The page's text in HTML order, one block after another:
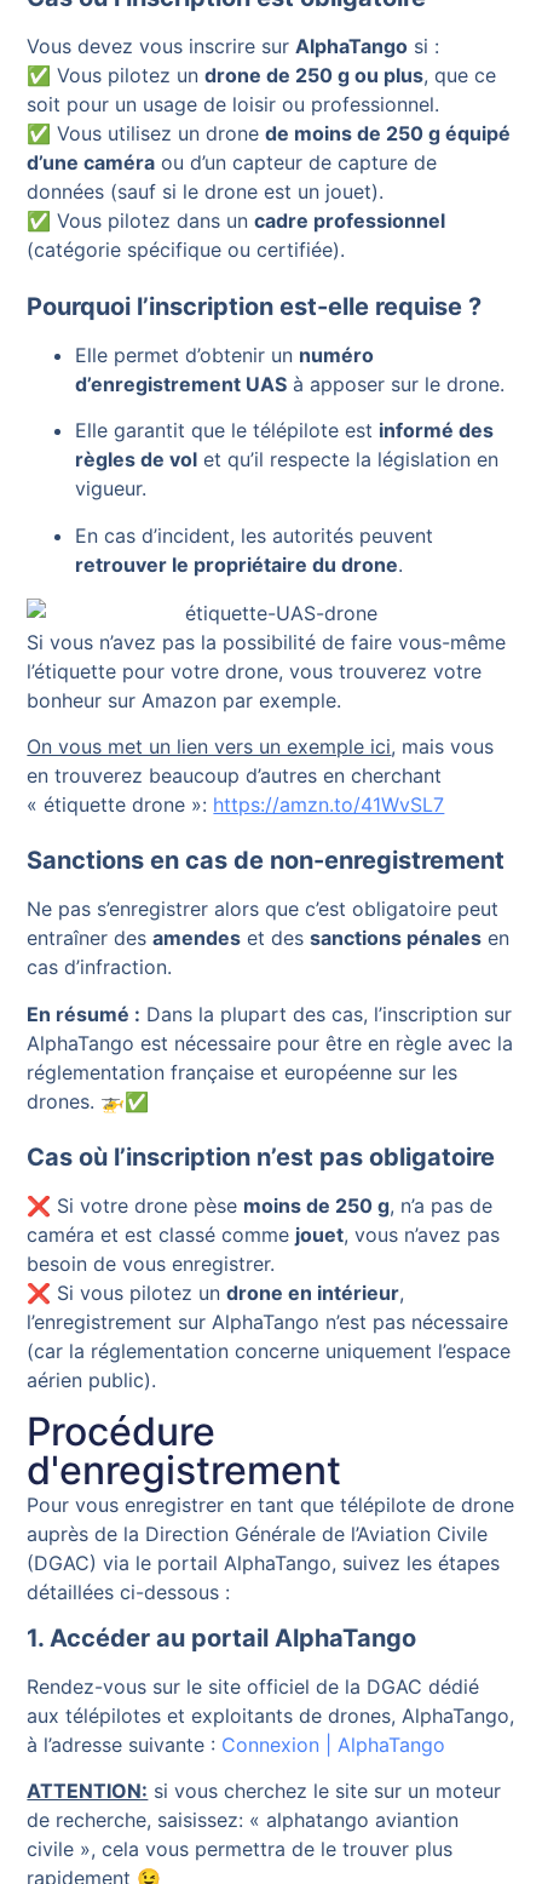
Vous devez vous inscrire surAlphaTango si :
✅ Vous pilotez undrone de 250 g ou plus, que ce
soit pour un usage de loisir ou professionnel.
✅ Vous utilisez un dronede moins de 250 g équipé
d’une caméra ou d’un capteur de capture de
données (sauf si le drone est un jouet).
✅ Vous pilotez dans uncadre professionnel
(catégorie spécifique ou certifiée).
Pourquoi l’inscription est-elle requise ?
Elle permet d’obtenir un numéro
d’enregistrement UAS à apposer sur le drone.
Elle garantit que le télépilote est informé des
règles de vol et qu’il respecte la législation en
vigueur.
En cas d’incident, les autorités peuvent
retrouver le propriétaire du drone.
Si vous n’avez pas la possibilité de faire vous-même
l’étiquette pour votre drone, vous trouverez votre
bonheur sur Amazon par exemple.
On vous met un lien vers un exemple ici, mais vous
en trouverez beaucoup d’autres en cherchant
« étiquette drone »: https://amzn.to/41WvSL7
Sanctions en cas de non-enregistrement
Ne pas s’enregistrer alors que c’est obligatoire peut
entraîner desamendes et dessanctions pénales en
cas d’infraction.
En résumé : Dans la plupart des cas, l’inscription sur
AlphaTango est nécessaire pour être en règle avec la
réglementation française et européenne sur les
drones. 🚁✅
Cas où l’inscription n’est pas obligatoire
❌ Si votre drone pèse moins de 250 g, n’a pas de
caméra et est classé comme jouet, vous n’avez pas
besoin de vous enregistrer.
❌ Si vous pilotez undrone en intérieur,
l’enregistrement sur AlphaTango n’est pas nécessaire
(car la réglementation concerne uniquement l’espace
aérien public).
Procédure
d'enregistrement
Pour vous enregistrer en tant que télépilote de drone
auprès de la Direction Générale de l’Aviation Civile
(DGAC) via le portail AlphaTango, suivez les étapes
détaillées ci-dessous :
1. Accéder au portail AlphaTango
Rendez-vous sur le site officiel de la DGAC dédié
aux télépilotes et exploitants de drones, AlphaTango,
à l’adresse suivante : Connexion | AlphaTango
ATTENTION: si vous cherchez le site sur un moteur
de recherche, saisissez: « alphatango aviantion
civile », cela vous permettra de le trouver plus
rapidement 😉